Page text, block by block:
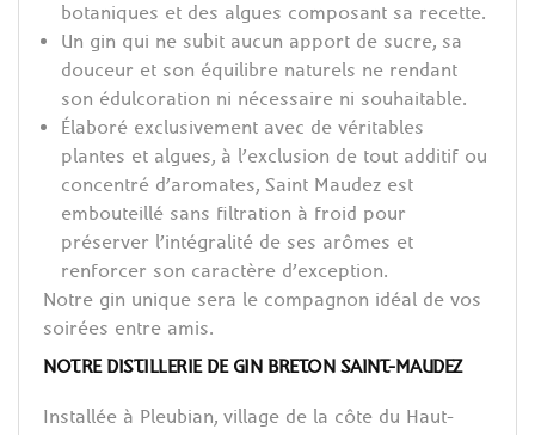
botaniques et des algues composant sa recette.
Un gin qui ne subit aucun apport de sucre, sa
douceur et son équilibre naturels ne rendant
son édulcoration ni nécessaire ni souhaitable.
Élaboré exclusivement avec de véritables
plantes et algues, à l’exclusion de tout additif ou
concentré d’aromates, Saint Maudez est
embouteillé sans filtration à froid pour
préserver l’intégralité de ses arômes et
renforcer son caractère d’exception.
Notre gin unique sera le compagnon idéal de vos
soirées entre amis.
NOTRE DISTILLERIE DE GIN BRETON SAINT-MAUDEZ
Installée à Pleubian, village de la côte du Haut-